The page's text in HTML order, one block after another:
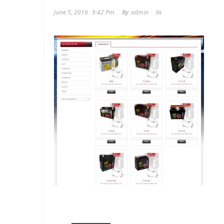
June 5, 2016 9:42 Pm By Admin In